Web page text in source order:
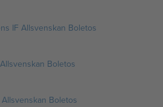
IF Allsvenskan Boletos
Boletos
Boletos